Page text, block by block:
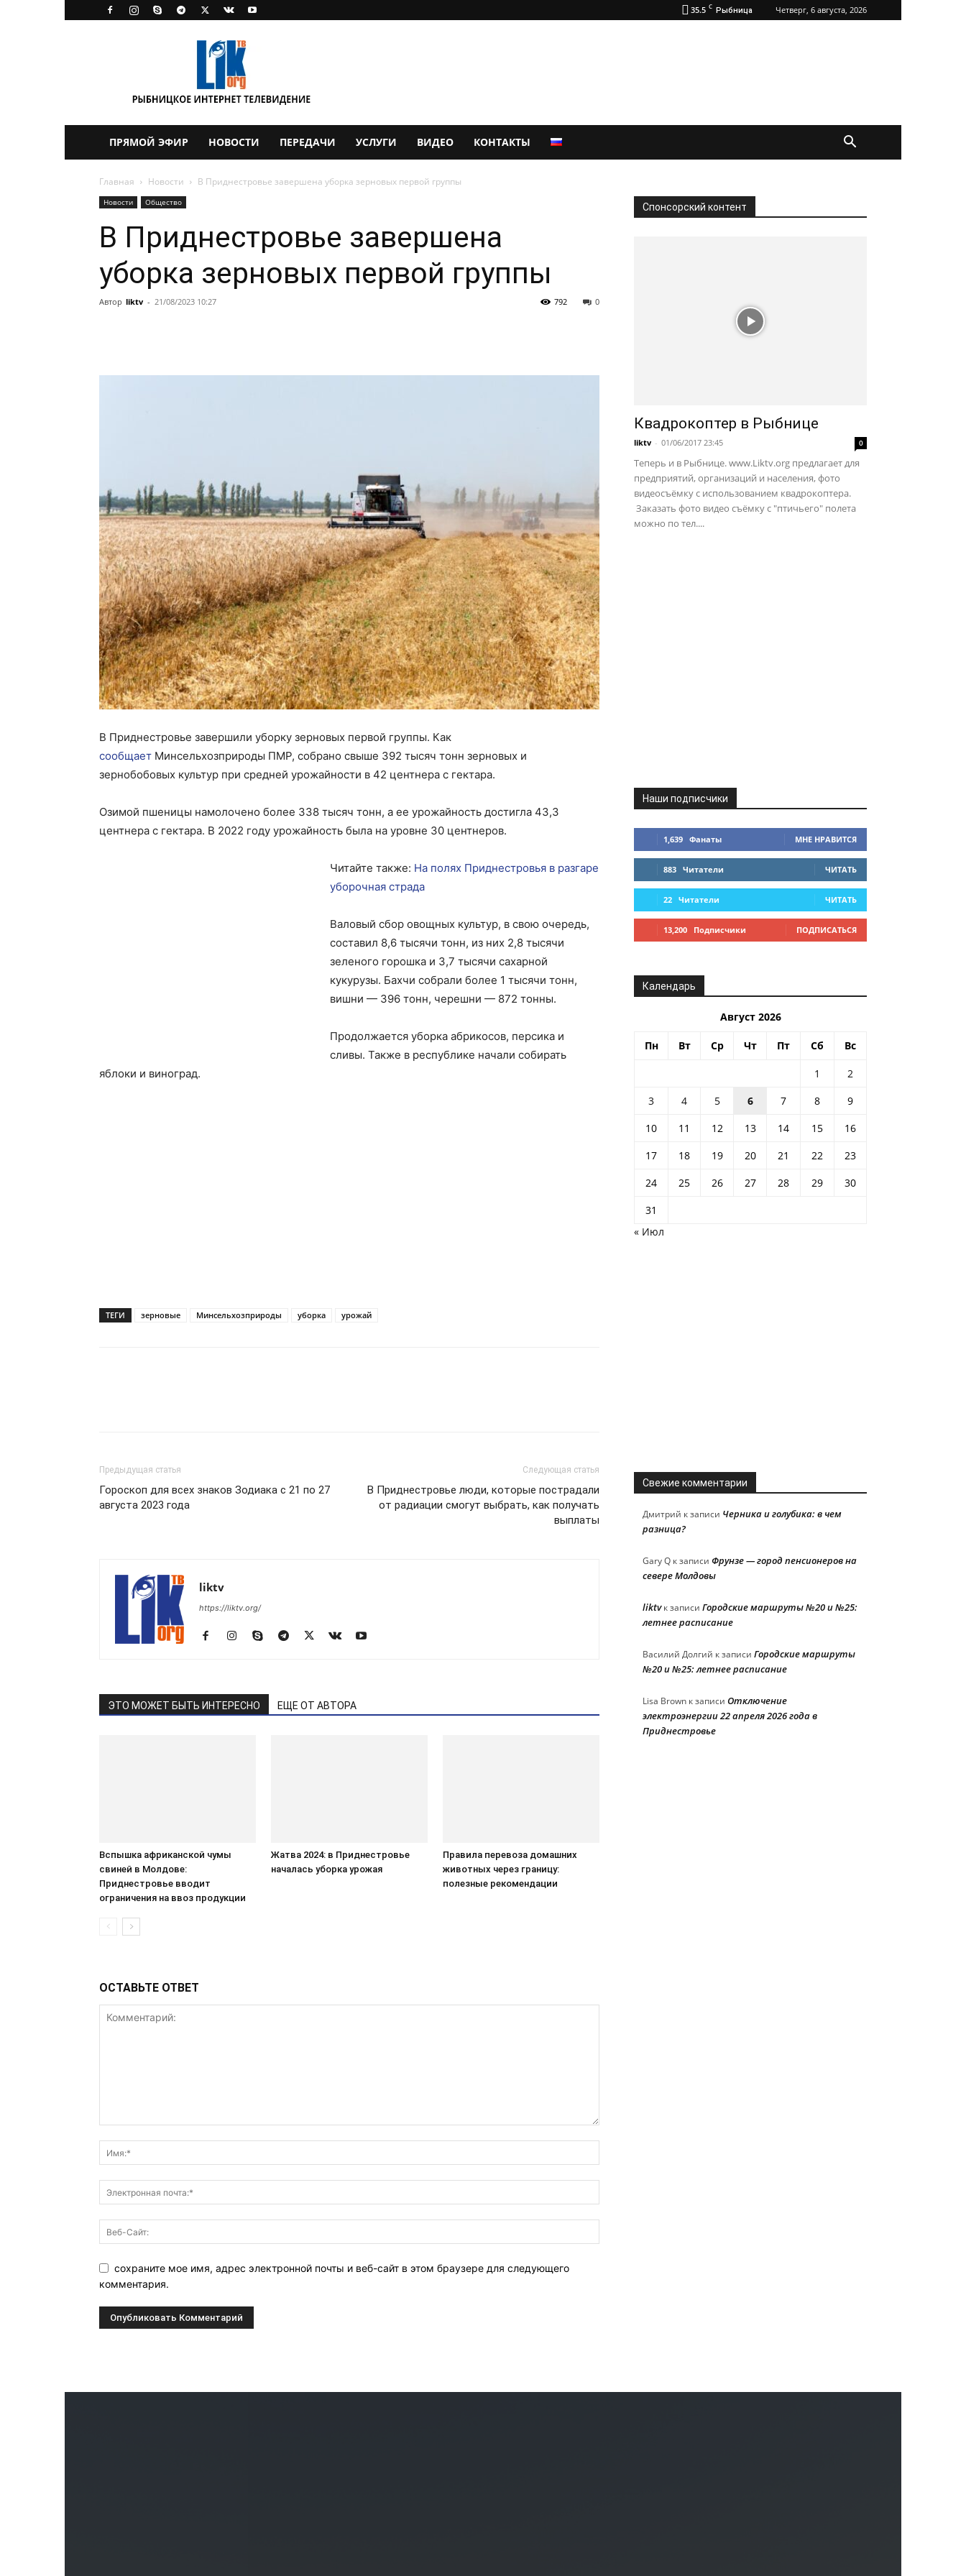
35.5 C Рыбница Четверг, 6 августа, 2026
ПРЯМОЙ ЭФИР НОВОСТИ ПЕРЕДАЧИ УСЛУГИ ВИДЕО КОНТАКТЫ
Главная Новости В Приднестровье завершена уборка зерновых первой группы
Новости Общество
В Приднестровье завершена
уборка зерновых первой группы
Автор liktv - 21/08/2023 10:27 0
792
В Приднестровье завершили уборку зерновых первой группы. Как
сообщает Минсельхозприроды ПМР, собрано свыше 392 тысяч тонн зерновых и
зернобобовых культур при средней урожайности в 42 центнера с гектара.
Озимой пшеницы намолочено более 338 тысяч тонн, а ее урожайность достигла 43,3
центнера с гектара. В 2022 году урожайность была на уровне 30 центнеров.
Читайте также: На полях Приднестровья в разгаре
уборочная страда
Валовый сбор овощных культур, в свою очередь,
составил 8,6 тысячи тонн, из них 2,8 тысячи
зеленого горошка и 3,7 тысячи сахарной
кукурузы. Бахчи собрали более 1 тысячи тонн,
вишни — 396 тонн, черешни — 872 тонны.
Продолжается уборка абрикосов, персика и
сливы. Также в республике начали собирать
яблоки и виноград.
ТЕГИ зерновые Минсельхозприроды уборка урожай
Предыдущая статья
Гороскоп для всех знаков Зодиака с 21 по 27
августа 2023 года
Следующая статья
В Приднестровье люди, которые пострадали
от радиации смогут выбрать, как получать
выплаты
liktv
https://liktv.org/
ЭТО МОЖЕТ БЫТЬ ИНТЕРЕСНО ЕЩЕ ОТ АВТОРА
Вспышка африканской чумы
свиней в Молдове:
Приднестровье вводит
ограничения на ввоз продукции
Жатва 2024: в Приднестровье
началась уборка урожая
Правила перевоза домашних
животных через границу:
полезные рекомендации
ОСТАВЬТЕ ОТВЕТ
сохраните мое имя, адрес электронной почты и веб-сайт в этом браузере для следующего
комментария.
Спонсорский контент
Квадрокоптер в Рыбнице
liktv - 01/06/2017 23:45 0
Теперь и в Рыбнице. www.Liktv.org предлагает для
предприятий, организаций и населения, фото
видеосъёмку с использованием квадрокоптера.
Заказать фото видео съёмку с "птичьего" полета
можно по тел....
Наши подписчики
1,639 Фанаты МНЕ НРАВИТСЯ
883 Читатели ЧИТАТЬ
22 Читатели ЧИТАТЬ
13,200 Подписчики ПОДПИСАТЬСЯ
Календарь
Август 2026
Пн Вт Ср Чт Пт Сб Вс
1
2
3
4 5 6 7 8
9
10
11 12 13 14 15
16
17
18 19 20 21 22
23
24
25 26 27 28 29
30
31
« Июл
Свежие комментарии
Дмитрий к записи Черника и голубика: в чем
разница?
Gary Q к записи Фрунзе — город пенсионеров на
севере Молдовы
liktvк записи Городские маршруты №20 и №25:
летнее расписание
Василий Долгий к записи Городские маршруты
№20 и №25: летнее расписание
Lisa Brown к записи Отключение
электроэнергии 22 апреля 2026 года в
Приднестровье